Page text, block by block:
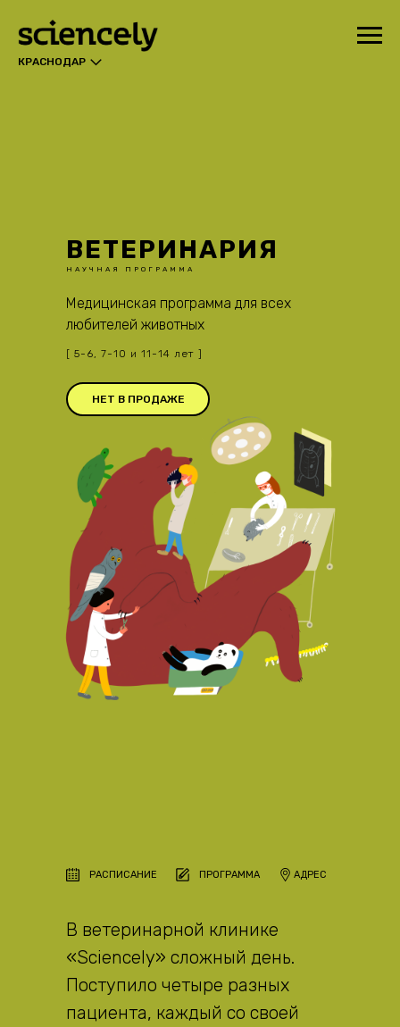
КРАСНОДАР
ВЕТЕРИНАРИЯ
Медицинская программа для всех
любителей животных
НЕТ В ПРОДАЖЕ
[ 5-6, 7-10 и 11-14 лет ]
НАУЧНАЯ ПРОГРАММА
АДРЕС
ПРОГРАММА
РАСПИСАНИЕ
В ветеринарной клинике
«Sciencely» сложный день.
Поступило четыре разных
пациента, каждый со своей